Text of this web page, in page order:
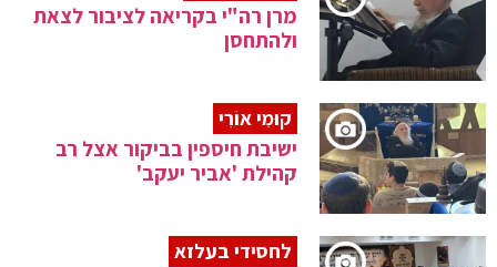
מרן רה"י בקריאה לציבור לצאת
ולהתחסן
קוּמִי אוֹרִי
ישיבת חיספין בביקור אצל רב
קהילת 'אביר יעקב'
לחסידי בעלזא